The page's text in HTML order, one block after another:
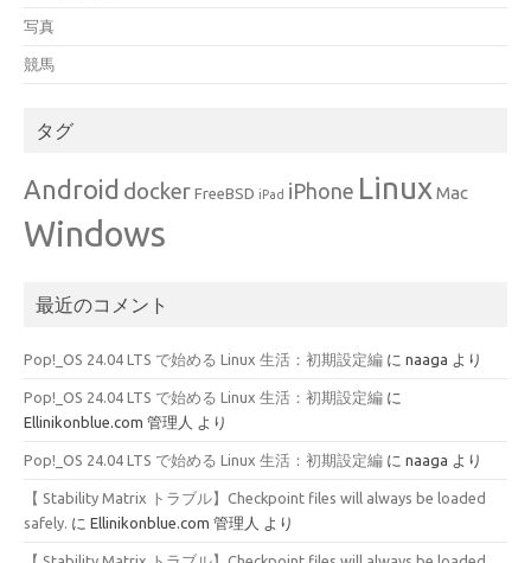
写真
競馬
タグ
Android docker FreeBSD iPad iPhone Linux Mac
Windows
最近のコメント
Pop!_OS 24.04 LTS で始める Linux 生活：初期設定編 に naaga より
Pop!_OS 24.04 LTS で始める Linux 生活：初期設定編 に
Ellinikonblue.com 管理人
より
Pop!_OS 24.04 LTS で始める Linux 生活：初期設定編 に naaga より
【 Stability Matrix トラブル】Checkpoint files will always be loaded
safely. に Ellinikonblue.com 管理人 より